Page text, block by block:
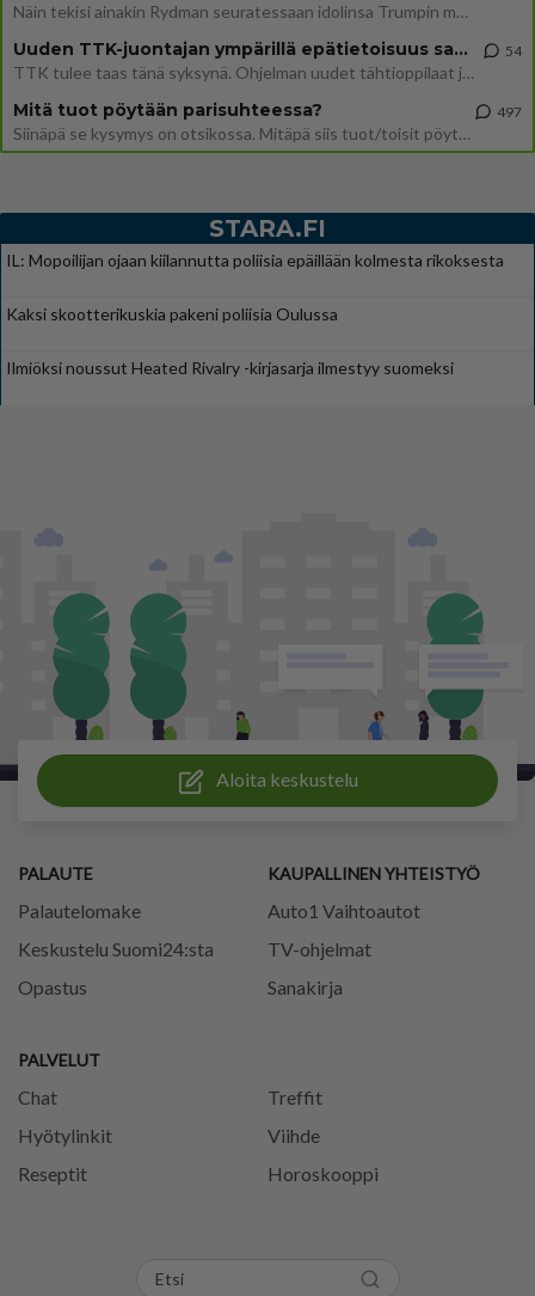
Näin tekisi ainakin Rydman seuratessaan idolinsa Trumpin mallia https://www.is.fi/politiikka/art-2000012187244.html
Uuden TTK-juontajan ympärillä epätietoisuus sakenee - Nyt MTV hämmentää soppaa
TTK tulee taas tänä syksynä. Ohjelman uudet tähtioppilaat julkistetaan torstaina 6. elokuuta klo 14 alkavassa lehdistö
54
Mitä tuot pöytään parisuhteessa?
Siinäpä se kysymys on otsikossa. Mitäpä siis tuot/toisit pöytään parisuhteessa? Oletko mies vai nainen? Koetko sen mitä
497
STARA.FI
IL: Mopoilijan ojaan kiilannutta poliisia epäillään kolmesta rikoksesta
Kaksi skootterikuskia pakeni poliisia Oulussa
Ilmiöksi noussut Heated Rivalry -kirjasarja ilmestyy suomeksi
Aloita keskustelu
PALAUTE
Palautelomake
Keskustelu Suomi24:sta
Opastus
PALVELUT
Chat
Treffit
Hyötylinkit
Viihde
Reseptit
Horoskooppi
KAUPALLINEN YHTEISTYÖ
Auto1 Vaihtoautot
TV-ohjelmat
Sanakirja